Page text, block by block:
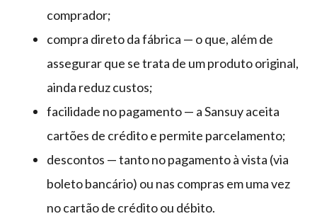
comprador;
compra direto da fábrica — o que, além de
assegurar que se trata de um produto original,
ainda reduz custos;
facilidade no pagamento — a Sansuy aceita
cartões de crédito e permite parcelamento;
descontos — tanto no pagamento à vista (via
boleto bancário) ou nas compras em uma vez
no cartão de crédito ou débito.